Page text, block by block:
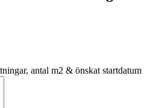
antal m2 & önskat startdatum